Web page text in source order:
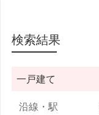
検索結果
一戸建て